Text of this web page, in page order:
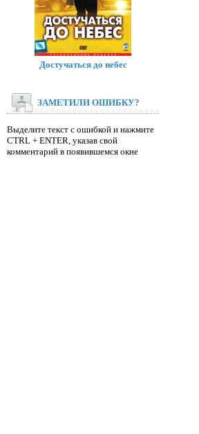
Достучаться до небес
ЗАМЕТИЛИ ОШИБКУ?
Выделите текст с ошибкой и нажмите
CTRL + ENTER, указав свой
комментарий в появившемся окне